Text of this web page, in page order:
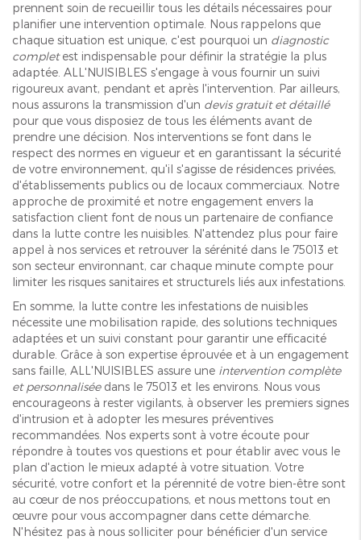
prennent soin de recueillir tous les détails nécessaires pour
planifier une intervention optimale. Nous rappelons que
chaque situation est unique, c'est pourquoi un diagnostic
completest indispensable pour définir la stratégie la plus
adaptée. ALL'NUISIBLES s'engage à vous fournir un suivi
rigoureux avant, pendant et après l'intervention. Par ailleurs,
nous assurons la transmission d'un devis gratuit et détaillé
pour que vous disposiez de tous les éléments avant de
prendre une décision. Nos interventions se font dans le
respect des normes en vigueur et en garantissant la sécurité
de votre environnement, qu'il s'agisse de résidences privées,
d'établissements publics ou de locaux commerciaux. Notre
approche de proximité et notre engagement envers la
satisfaction client font de nous un partenaire de confiance
dans la lutte contre les nuisibles. N'attendez plus pour faire
appel à nos services et retrouver la sérénité dans le 75013 et
son secteur environnant, car chaque minute compte pour
limiter les risques sanitaires et structurels liés aux infestations.
En somme, la lutte contre les infestations de nuisibles
nécessite une mobilisation rapide, des solutions techniques
adaptées et un suivi constant pour garantir une efficacité
durable. Grâce à son expertise éprouvée et à un engagement
sans faille, ALL'NUISIBLES assure une intervention complète
et personnaliséedans le 75013 et les environs. Nous vous
encourageons à rester vigilants, à observer les premiers signes
d'intrusion et à adopter les mesures préventives
recommandées. Nos experts sont à votre écoute pour
répondre à toutes vos questions et pour établir avec vous le
plan d'action le mieux adapté à votre situation. Votre
sécurité, votre confort et la pérennité de votre bien-être sont
au cœur de nos préoccupations, et nous mettons tout en
œuvre pour vous accompagner dans cette démarche.
N'hésitez pas à nous solliciter pour bénéficier d'un service